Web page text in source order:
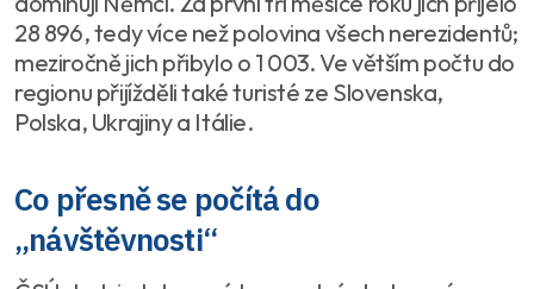
28 896, tedy více než polovina všech nerezidentů;
meziročně jich přibylo o 1 003. Ve větším počtu do
regionu přijížděli také turisté ze Slovenska,
Polska, Ukrajiny a Itálie.
Co přesně se počítá do
„návštěvnosti“